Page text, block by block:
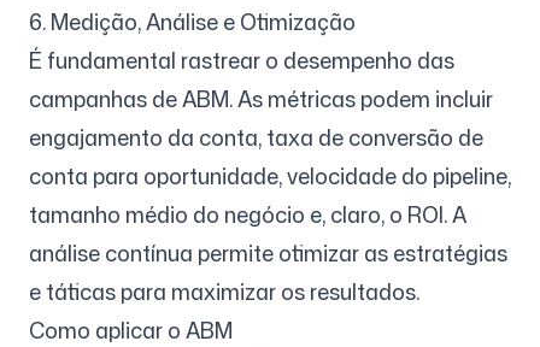
6. Medição, Análise e Otimização
É fundamental rastrear o desempenho das
campanhas de ABM. As métricas podem incluir
engajamento da conta, taxa de conversão de
conta para oportunidade, velocidade do pipeline,
tamanho médio do negócio e, claro, o ROI. A
análise contínua permite otimizar as estratégias
e táticas para maximizar os resultados.
Como aplicar o ABM